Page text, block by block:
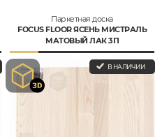
Паркетная доска
FOCUS FLOOR ЯСЕНЬ МИСТРАЛЬ
МАТОВЫЙ ЛАК 3П
В НАЛИЧИИ